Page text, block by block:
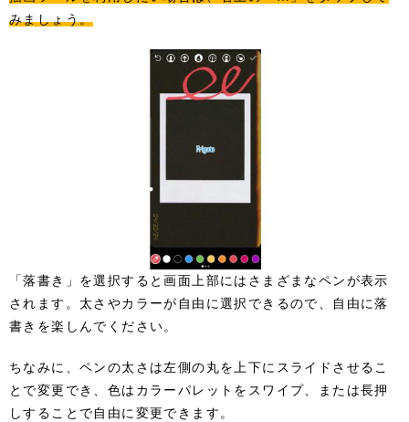
みましょう。
「落書き」を選択すると画面上部にはさまざまなペンが表示
されます。太さやカラーが自由に選択できるので、自由に落
書きを楽しんでください。
ちなみに、ペンの太さは左側の丸を上下にスライドさせるこ
とで変更でき、色はカラーパレットをスワイプ、または長押
しすることで自由に変更できます。